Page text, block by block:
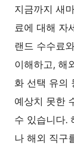
지금까지 새
료에 대해 자
랜드 수수료
이해하고, 해
화 선택 유의
예상치 못한
수 있습니다.
나 해외 직구